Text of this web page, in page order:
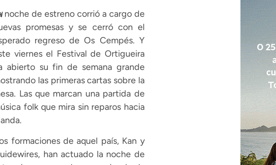
noche de estreno corrió a cargo de
promesas y se cerró con el
regreso de Os Cempés. Y
viernes el Festival de Ortigueira
abierto su fin de semana grande
las primeras cartas sobre la
Las que marcan una partida de
folk que mira sin reparos hacia
formaciones de aquel país, Kan y
han actuado la noche de